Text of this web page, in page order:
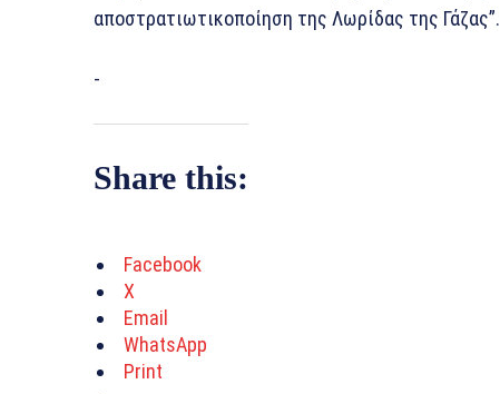
αποστρατιωτικοποίηση της Λωρίδας της Γάζας”.
-
Share this:
Facebook
X
Email
WhatsApp
Print